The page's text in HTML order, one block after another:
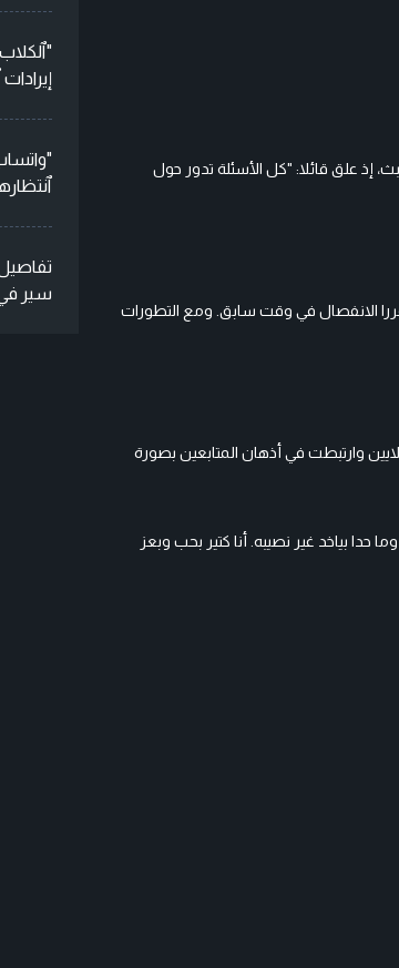
إذ علق قائلا: "كل الأسئلة تدور حول
الانفصال في وقت سابق. ومع التطورات
وارتبطت في أذهان المتابعين بصورة
بياخد غير نصيبه. أنا كتير بحب وبعز
سير في